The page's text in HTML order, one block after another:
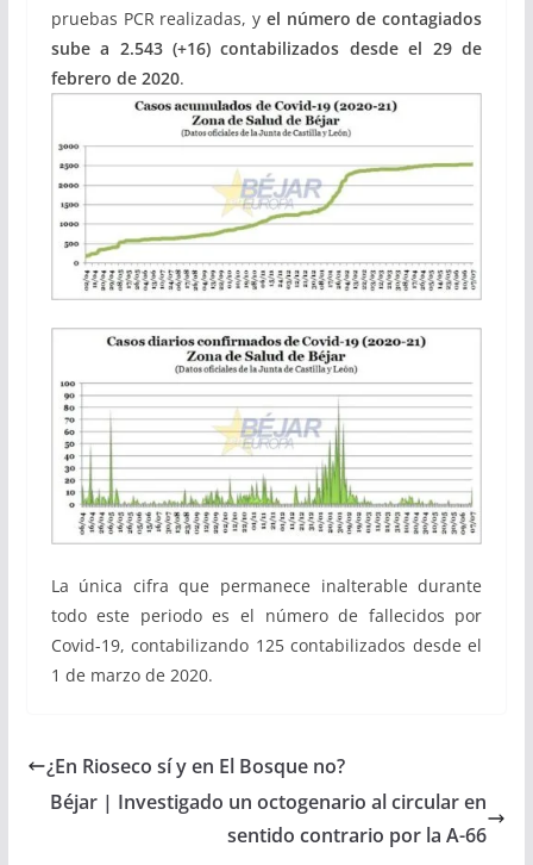
pruebas PCR realizadas, y el número de contagiados
sube a 2.543 (+16) contabilizados desde el 29 de
febrero de 2020.
La única cifra que permanece inalterable durante
todo este periodo es el número de fallecidos por
Covid-19, contabilizando 125 contabilizados desde el
1 de marzo de 2020.
¿En Rioseco sí y en El Bosque no?
Béjar | Investigado un octogenario al circular en
sentido contrario por la A-66